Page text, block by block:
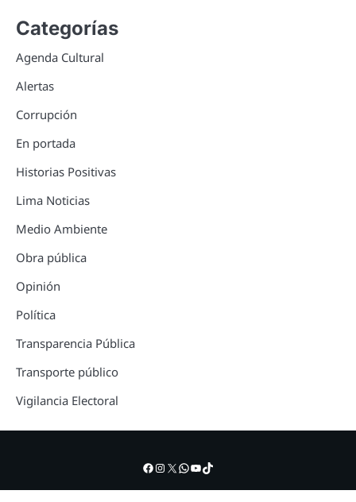
Categorías
Agenda Cultural
Alertas
Corrupción
En portada
Historias Positivas
Lima Noticias
Medio Ambiente
Obra pública
Opinión
Política
Transparencia Pública
Transporte público
Vigilancia Electoral
Facebook
Instagram
X WhatsApp
YouTube
TikTok